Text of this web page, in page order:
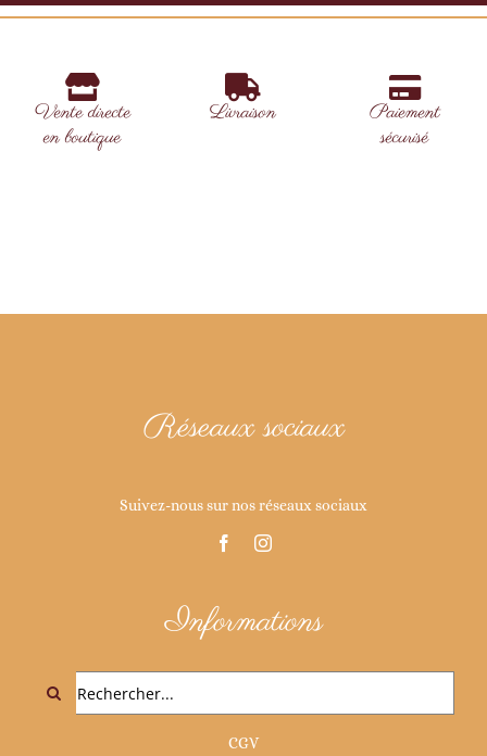
Vente directe
en boutique
Livraison
Paiement
sécurisé
Réseaux sociaux
Suivez-nous sur nos réseaux sociaux
Informations
Rechercher:
CGV